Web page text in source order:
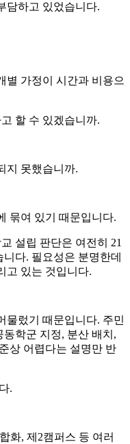
담하고 있었습니다.
별 가정이 시간과 비용으
할 수 있겠습니까.
지 못했습니까.
묶여 있기 때문입니다.
설립 판단은 여전히 21
다. 필요성은 분명한데
고 있는 것입니다.
물렀기 때문입니다. 주민
학군 지정, 분산 배치,
상 어렵다는 설명만 반
.
화, 제2캠퍼스 등 여러